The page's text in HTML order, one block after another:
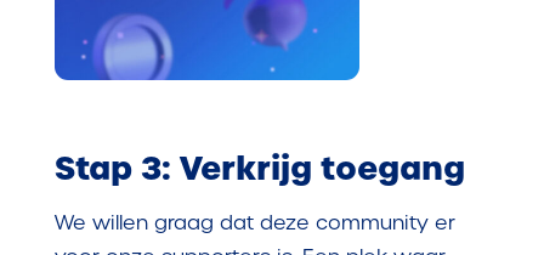
Stap 3: Verkrijg toegang
We willen graag dat deze community er